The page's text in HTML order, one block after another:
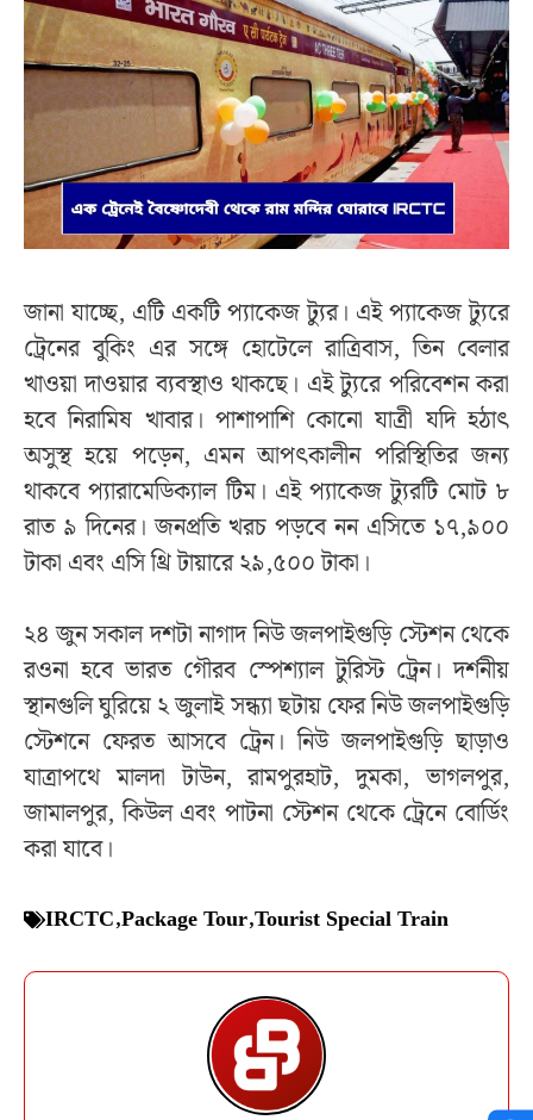
জানা যাচ্ছে, এটি একটি প্যাকেজ ট্যুর। এই প্যাকেজ ট্যুরে
ট্রেনের বুকিং এর সঙ্গে হোটেলে রাত্রিবাস, তিন বেলার
খাওয়া দাওয়ার ব্যবস্থাও থাকছে। এই ট্যুরে পরিবেশন করা
হবে নিরামিষ খাবার। পাশাপাশি কোনো যাত্রী যদি হঠাৎ
অসুস্থ হয়ে পড়েন, এমন আপৎকালীন পরিস্থিতির জন্য
থাকবে প্যারামেডিক্যাল টিম। এই প্যাকেজ ট্যুরটি মোট ৮
রাত ৯ দিনের। জনপ্রতি খরচ পড়বে নন এসিতে ১৭,৯০০
টাকা এবং এসি থ্রি টায়ারে ২৯,৫০০ টাকা।
২৪ জুন সকাল দশটা নাগাদ নিউ জলপাইগুড়ি স্টেশন থেকে
রওনা হবে ভারত গৌরব স্পেশ্যাল টুরিস্ট ট্রেন। দর্শনীয়
স্থানগুলি ঘুরিয়ে ২ জুলাই সন্ধ্যা ছটায় ফের নিউ জলপাইগুড়ি
স্টেশনে ফেরত আসবে ট্রেন। নিউ জলপাইগুড়ি ছাড়াও
যাত্রাপথে মালদা টাউন, রামপুরহাট, দুমকা, ভাগলপুর,
জামালপুর, কিউল এবং পাটনা স্টেশন থেকে ট্রেনে বোর্ডিং
করা যাবে।
IRCTC,Package Tour,Tourist Special Train